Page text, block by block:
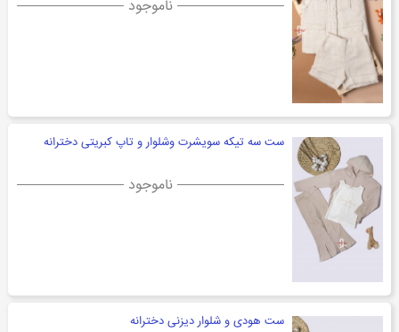
ناموجود
ست سه تیکه سویشرت وشلوار و تاپ کبریتی دخترانه
ناموجود
ست هودی و شلوار دیزنی دخترانه